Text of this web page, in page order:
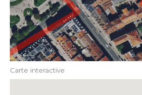
Carte interactive